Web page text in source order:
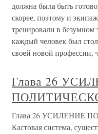
должна была быть
скорее, поэтому и
тренировали в
каждый человек был
своей новой профессии,
Глава 26
Глава 26 УСИЛЕНИЕ
Кастовая система,